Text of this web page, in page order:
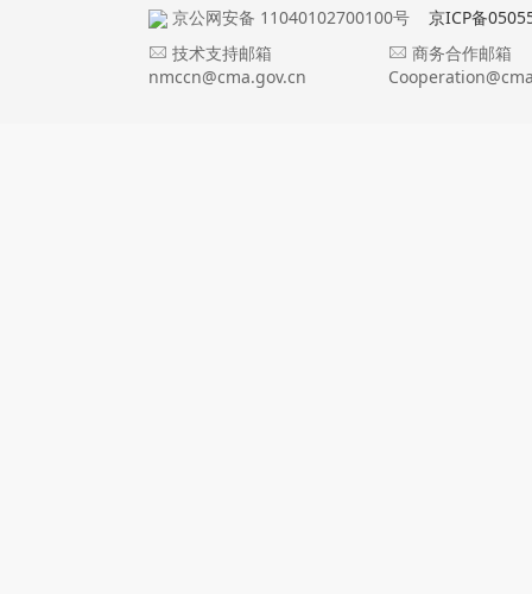
京公网安备 11040102700100号
京ICP备
技术支持邮箱
nmccn@cma.gov.cn
商务合作邮箱